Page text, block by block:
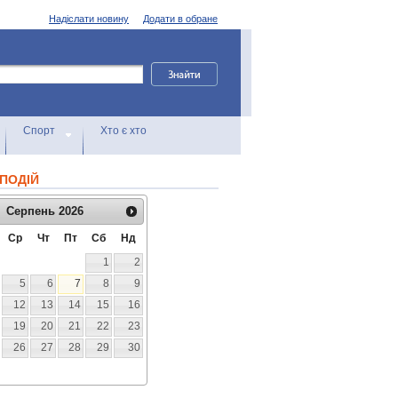
Додати в обране
Надіслати новину
Спорт Хто є хто
Серпень 2026
Ср Чт Пт Сб
Нд
1
2
5 6 7 8
9
12 13 14 15
16
19 20 21 22
23
26 27 28 29
30